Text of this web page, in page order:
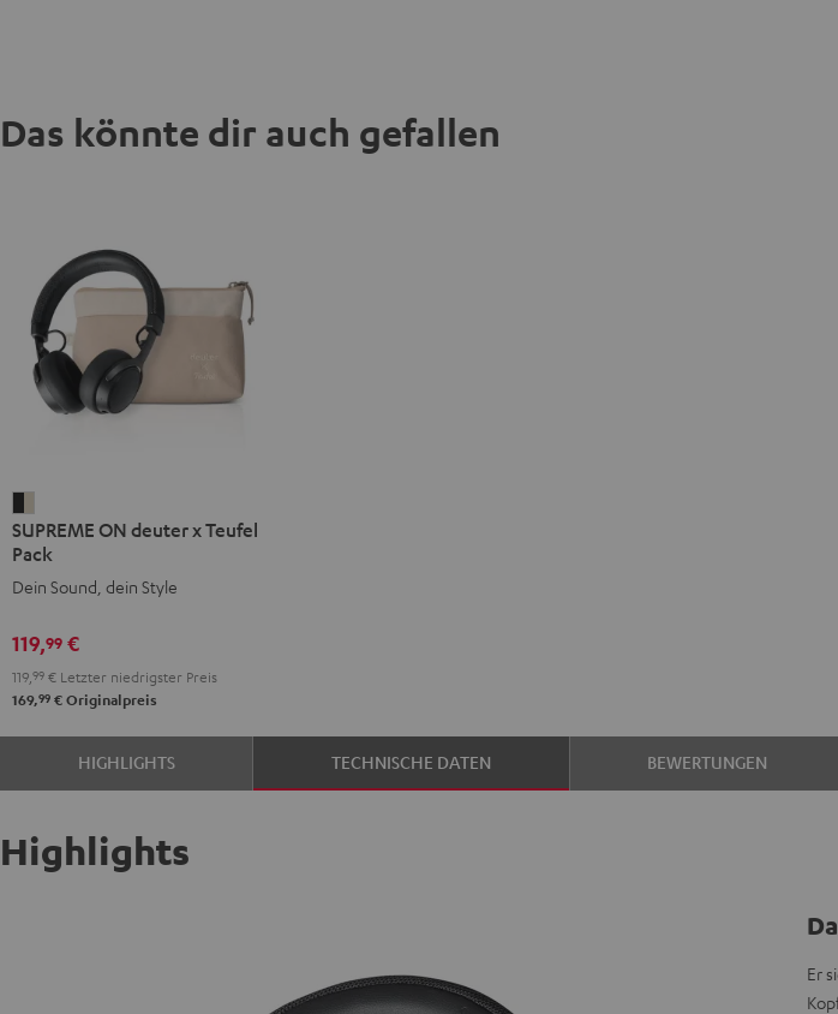
Das könnte dir auch gefallen
ON
deuter
x
Pack
Night
Black
/
SUPREME ON deuter x Teufel
Pack
Dein Sound, dein Style
119,99 €
119, 99 € Letzter niedrigster Preis
169,99 € Originalpreis
HIGHLIGHTS TECHNISCHE DATEN BEWERTUNGEN
Highlights
Er